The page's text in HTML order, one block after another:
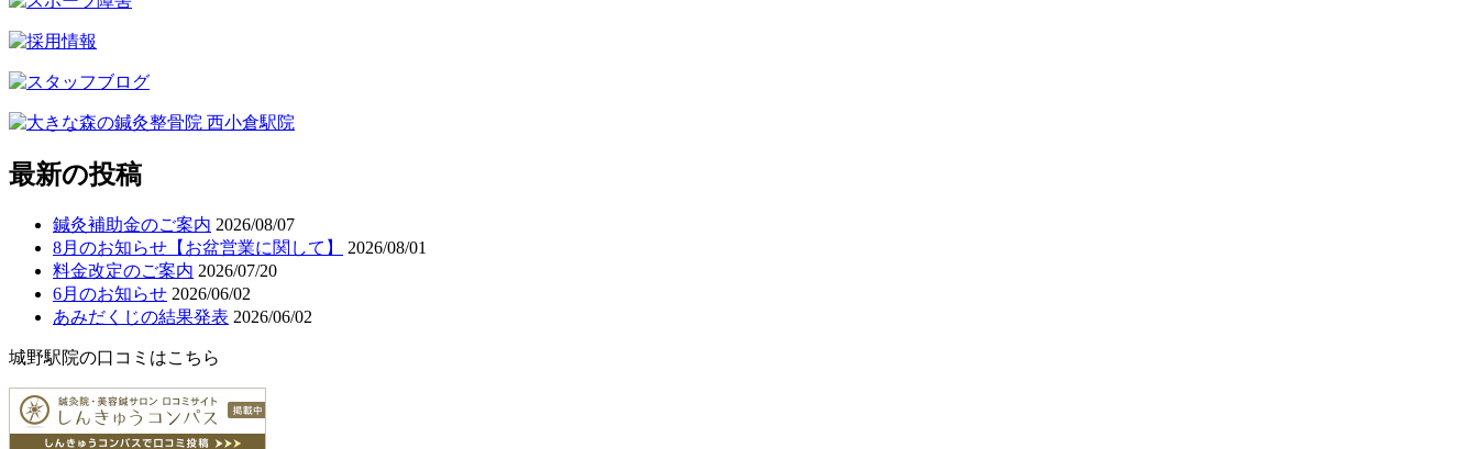
最新の投稿
鍼灸補助金のご案内 2026/08/07
8月のお知らせ【お盆営業に関して】
2026/08/01
料金改定のご案内 2026/07/20
6月のお知らせ 2026/06/02
あみだくじの結果発表 2026/06/02
城野駅院の口コミはこちら